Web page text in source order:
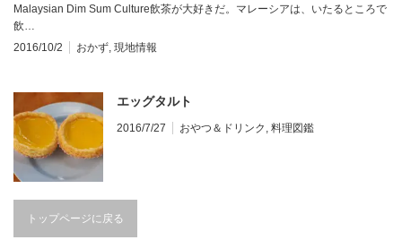
Malaysian Dim Sum Culture飲茶が大好きだ。マレーシアは、いたるところで
飲…
2016/10/2
おかず, 現地情報
エッグタルト
2016/7/27 おやつ＆ドリンク , 料理図鑑
トップページに戻る